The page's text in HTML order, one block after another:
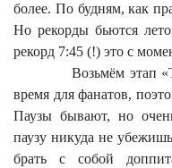
более. По будням, как
Но рекорды бьются
рекорд 7:45 (!) это с
Возьмём этап
время для фанатов,
Паузы бывают, но
паузу никуда не
брать с собой